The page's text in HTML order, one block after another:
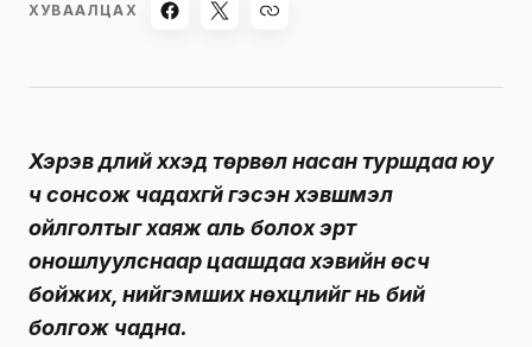
ХУВААЛЦАХ
Хэрэв дүлий хүүхэд төрвөл насан туршдаа юу
ч сонсож чадахгүй гэсэн хэвшмэл
ойлголтыгхаяжаль болох эрт
оношлуулснаарцаашдаа хэвийн өсч
бойжих, нийгэмших нөхцлийг нь бий
болгож чадна.